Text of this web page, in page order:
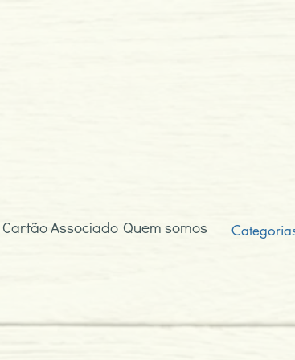
Cartão Associado Quem somos